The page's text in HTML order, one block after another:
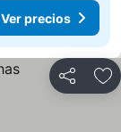
Ver precios
Compartir